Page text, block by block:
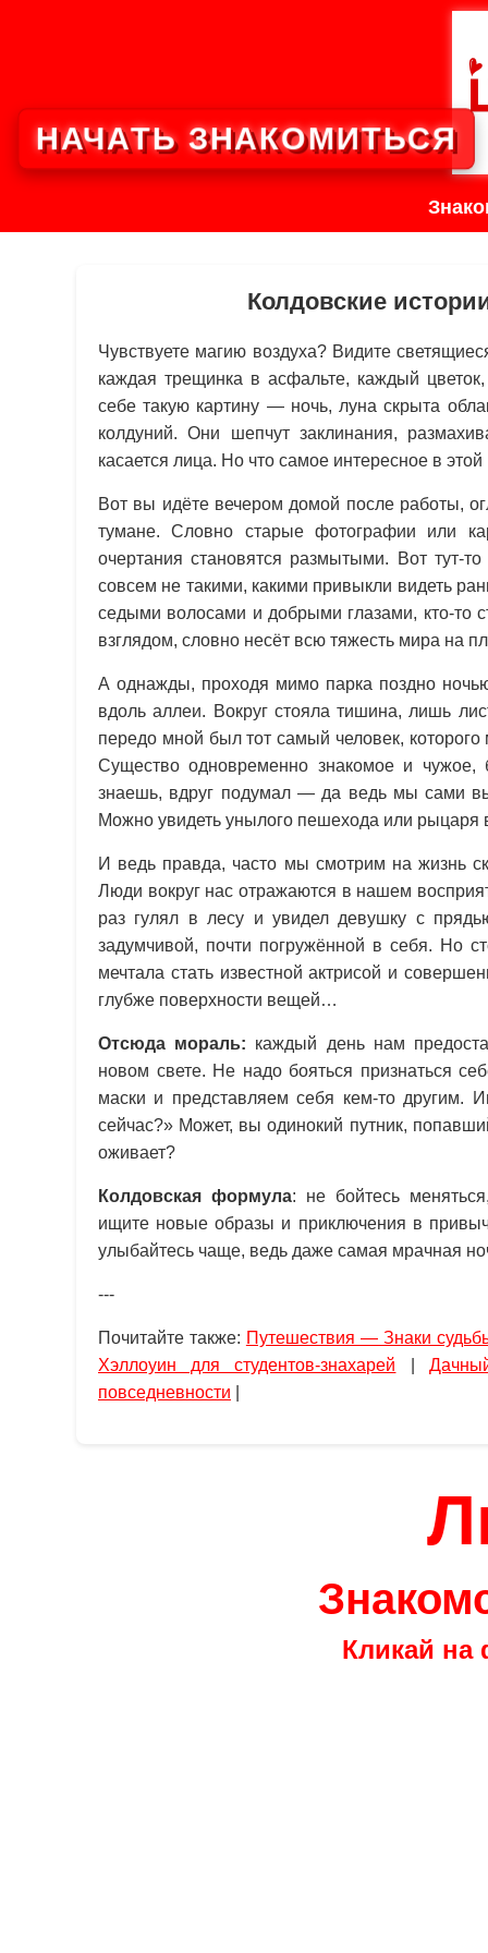
Колдовские
Чувствуете магию воздуха? Видите
каждая трещинка в асфальте, каждый
себе такую картину — ночь, луна скрыта
колдуний. Они шепчут заклинания,
касается лица. Но что самое интересное в
Вот вы идёте вечером домой после работы,
тумане. Словно старые фотографии или
очертания становятся размытыми. Вот тут-
совсем не такими, какими привыкли видеть
седыми волосами и добрыми глазами, кто-то
взглядом, словно несёт всю тяжесть мира на
А однажды, проходя мимо парка поздно
вдоль аллеи. Вокруг стояла тишина, лишь
передо мной был тот самый человек,
Существо одновременно знакомое и чужое,
знаешь, вдруг подумал — да ведь мы сами
Можно увидеть унылого пешехода или рыцаря
И ведь правда, часто мы смотрим на жизнь
Люди вокруг нас отражаются в нашем
раз гулял в лесу и увидел девушку с
задумчивой, почти погружённой в себя. Но
мечтала стать известной актрисой и
глубже поверхности вещей…
Отсюда мораль: каждый день нам
новом свете. Не надо бояться признаться
маски и представляем себя кем-то другим.
сейчас?» Может, вы одинокий путник,
оживает?
Колдовская формула: не бойтесь
ищите новые образы и приключения в
улыбайтесь чаще, ведь даже самая мрачная
---
Почитайте также: Путешествия — Знаки
Хэллоуин для студентов-знахарей
повседневности
Кликай на
НАЧАТЬ ЗНАКОМИТЬСЯ